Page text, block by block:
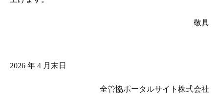
敬具
2026 年 4 月末日
全管協ポータルサイト株式会社